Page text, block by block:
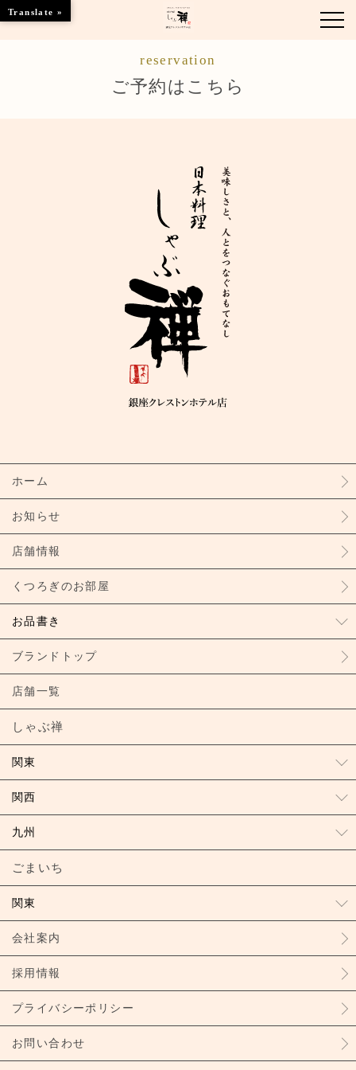
店舗情報
ブランドトップ
ご予約はこちら
reservation
ご予約はこちら
ホーム
お知らせ
店舗情報
くつろぎのお部屋
お品書き
ブランドトップ
店舗一覧
しゃぶ禅
関東
関西
九州
ごまいち
関東
会社案内
採用情報
プライバシーポリシー
お問い合わせ
Translate »